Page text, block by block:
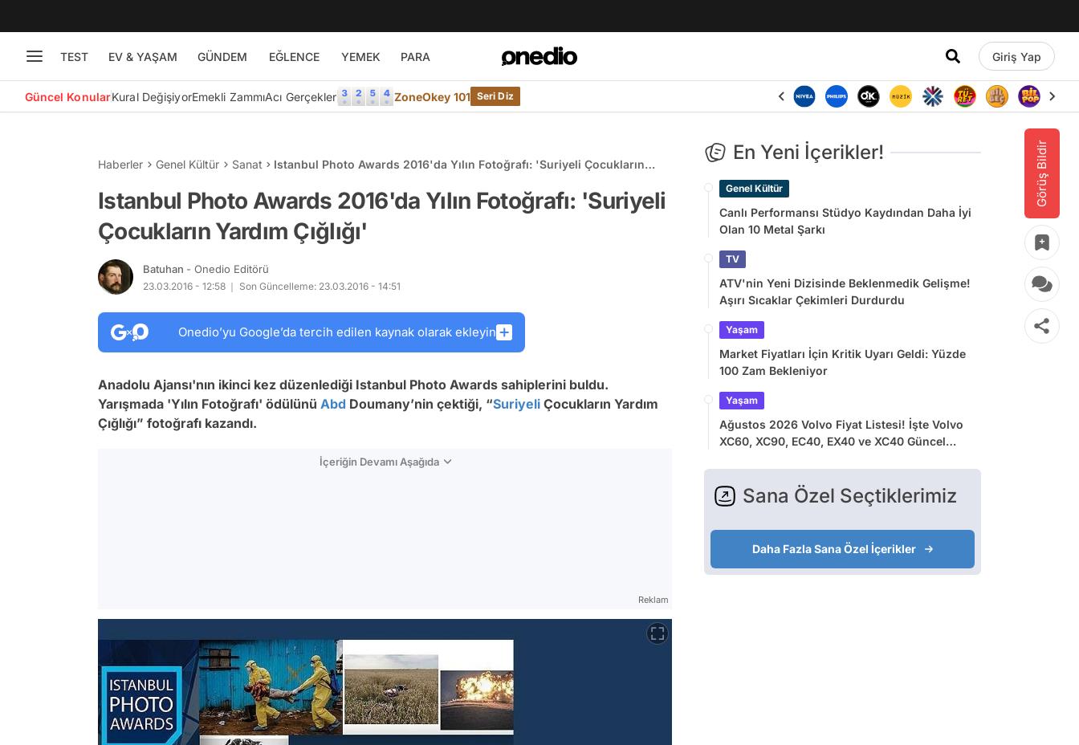
TEST EV & YAŞAM GÜNDEM EĞLENCE YEMEK PARA Giriş Yap
Güncel KonularKural DeğişiyorEmekli ZammıAcı Gerçekler ZoneOkey 101 Seri Diz
Görüş Bildir
Haberler Genel Kültür Sanat
Istanbul Photo Awards 2016'da Yılın Fotoğrafı: 'Suriyeli Çocukların
Istanbul Photo Awards 2016'da Yılın Fotoğrafı: 'Suriyeli
Çocukların Yardım Çığlığı'
Batuhan - Onedio Editörü
23.03.2016 - 12:58 Son Güncelleme: 23.03.2016 - 14:51
Onedio’yu Google’da tercih edilen kaynak olarak ekleyin
Anadolu Ajansı'nın ikinci kez düzenlediği Istanbul Photo Awards sahiplerini buldu.
Yarışmada 'Yılın Fotoğrafı' ödülünü Abd Doumany’nin çektiği, “Suriyeli Çocukların Yardım
Çığlığı” fotoğrafı kazandı.
İçeriğin Devamı Aşağıda
Reklam
En Yeni İçerikler!
Genel Kültür
Canlı Performansı Stüdyo Kaydından Daha İyi
Olan 10 Metal Şarkı
TV
ATV'nin Yeni Dizisinde Beklenmedik Gelişme!
Aşırı Sıcaklar Çekimleri Durdurdu
Yaşam
Market Fiyatları İçin Kritik Uyarı Geldi: Yüzde
100 Zam Bekleniyor
Yaşam
Ağustos 2026 Volvo Fiyat Listesi! İşte Volvo
XC60, XC90, EC40, EX40 ve XC40 Güncel
Sana Özel Seçtiklerimiz
Daha Fazla Sana Özel İçerikler